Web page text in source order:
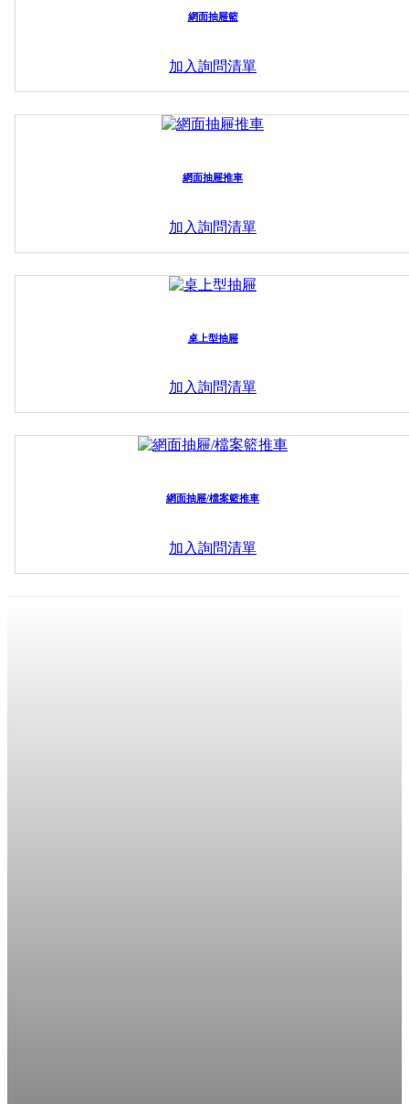
網面抽屜籃
加入詢問清單
網面抽屜推車
加入詢問清單
桌上型抽屜
加入詢問清單
網面抽屜/檔案籃推車
加入詢問清單